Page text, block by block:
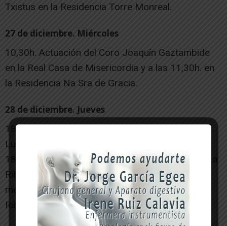
Txistus en la Residencia Torre Monreal.
27 de diciembre. Miércoles
10,30h. Actuación del Coro Joaquín Gaztambide
en la Real Casa de Misericordia y a las 11,30h. en
la Residencia Na Sra de Gracia.
28 de diciembre. Jueves
18,00h.Cuentos de Mamá Oca. Concierto familiar.
Lugar: Teatro Gaztambide.
18,30h. El Grupo de Baile Asociación Jubilados La
Ribera con degustación gratuita de pastas y
moscatel. Organiza: Asociación Jubilados La
Ribera. Lugar: Plaza de los Fueros.